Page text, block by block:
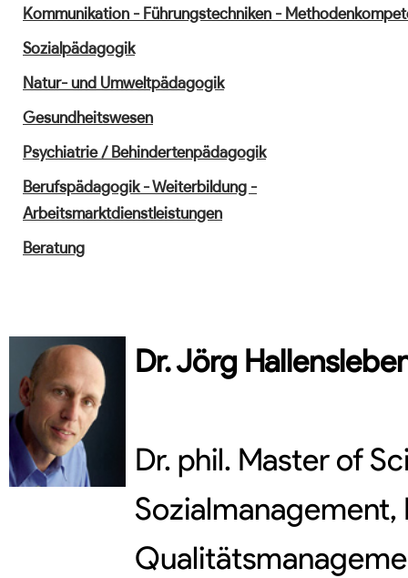
Kommunikation - Führungstechniken -
Sozialpädagogik
Natur- und Umweltpädagogik
Gesundheitswesen
Psychiatrie / Behindertenpädagogik
Berufspädagogik - Weiterbildung -
Arbeitsmarktdienstleistungen
Beratung
Dr.Jörg
Dr. phil. Master of